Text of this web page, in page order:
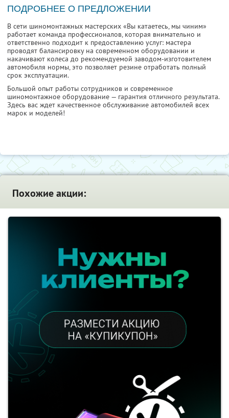
ПОДРОБНЕЕ О ПРЕДЛОЖЕНИИ
В сети шиномонтажных мастерских «Вы катаетесь, мы чиним»
работает команда профессионалов, которая внимательно и
ответственно подходит к предоставлению услуг: мастера
проводят балансировку на современном оборудовании и
накачивают колеса до рекомендуемой заводом-изготовителем
автомобиля нормы, это позволяет резине отработать полный
срок эксплуатации.
Большой опыт работы сотрудников и современное
шиномонтажное оборудование — гарантия отличного результата.
Здесь вас ждет качественное обслуживание автомобилей всех
марок и моделей!
Похожие акции: